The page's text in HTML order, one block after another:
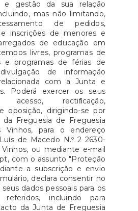
e gestão da sua relação
mas não limitando,
de pedidos,
inscrições de menores e
de educação em
livres, programas de
e programas de férias de
de informação
com a Junta e
Poderá exercer os seus
rectiﬁcação,
oposição, dirigindo-se por
Freguesia de Freguesia
Vinhos, para o endereço
de Macedo N.º 2 2630-
ou mediante e-mail
com o assunto "Proteção
a subscrição e envio
declara consentir no
dados pessoais para os
incluindo para
da Junta de Freguesia